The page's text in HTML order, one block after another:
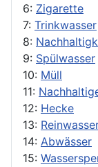
6: Zigarette
7: Trinkwasser
8:
9: Spülwasser
10: Müll
11:
12: Hecke
13:
14: Abwässer
15: